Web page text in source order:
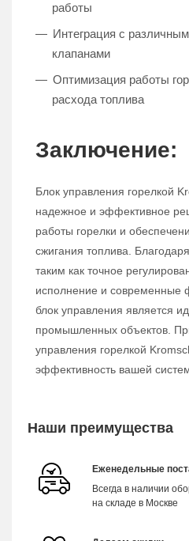
работы
Интеграция с
клапанами
Оптимизация работы
расхода топлива
Заключение:
Блок управления горелкой
надежное и эффективное
работы горелки и
сжигания топлива.
таким как точное
исполнение и современные
блок управления является
промышленных объектов.
управления горелкой
эффективность вашей
Наши преимущества
Еженедельные
Всегда в наличии
на складе в Москве